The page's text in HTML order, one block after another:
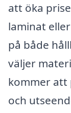
att öka
laminat
på både
väljer
kommer att
och